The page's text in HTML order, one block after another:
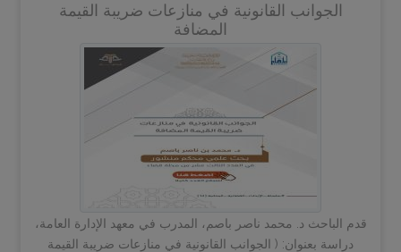
الجوانب القانونية في منازعات ضريبة القيمة
المضافة
قدم الباحث د. محمد ناصر باصم، المدرب في معهد الإدارة العامة،
دراسة بعنوان: ( الجوانب القانونية في منازعات ضريبة القيمة